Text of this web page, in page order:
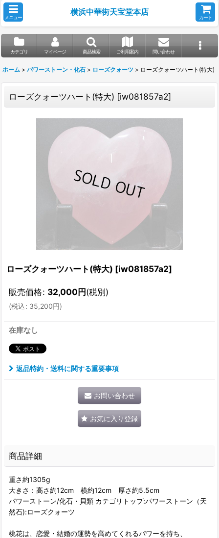
メニュー
横浜中華街天宝堂本店
カート
カテゴリ マイページ 商品検索 ご利用案内 問い合わせ
ホーム > パワーストーン・化石 > ローズクォーツ > ローズクォーツハート(特大)
ローズクォーツハート(特大) [iw081857a2]
ローズクォーツハート(特大) [iw081857a2]
販売価格: 32,000円(税別)
(税込: 35,200円)
在庫なし
返品特約・送料に関する重要事項
お問い合わせ
お気に入り登録
商品詳細
重さ約1305g
大きさ：高さ約12cm 横約12cm 厚さ約5.5cm
パワーストーン/化石・貝類 カテゴリトップ:パワーストーン（天
然石):ローズクォーツ
桃花は、恋愛・結婚の運勢を高めてくれるパワーを持ち、